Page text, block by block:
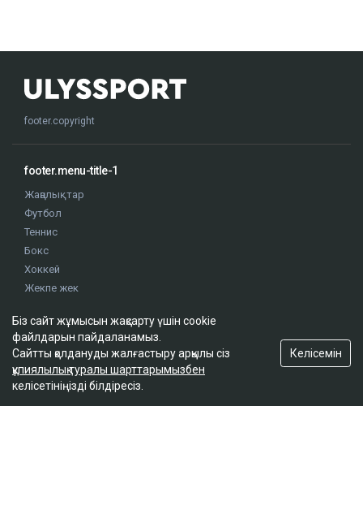
footer.copyright
footer.menu-title-1
Жаңалықтар
Футбол
Теннис
Бокс
Хоккей
Жекпе жек
Олимпиада
footer.menu-title-2
О проекте
Біз сайт жұмысын жақсарту үшін cookie
файлдарын пайдаланамыз.
Сайтты қолдануды жалғастыру арқылы сіз
құпиялылық туралы шарттарымызбен
келісетініңізді білдіресіз.
Келісемін